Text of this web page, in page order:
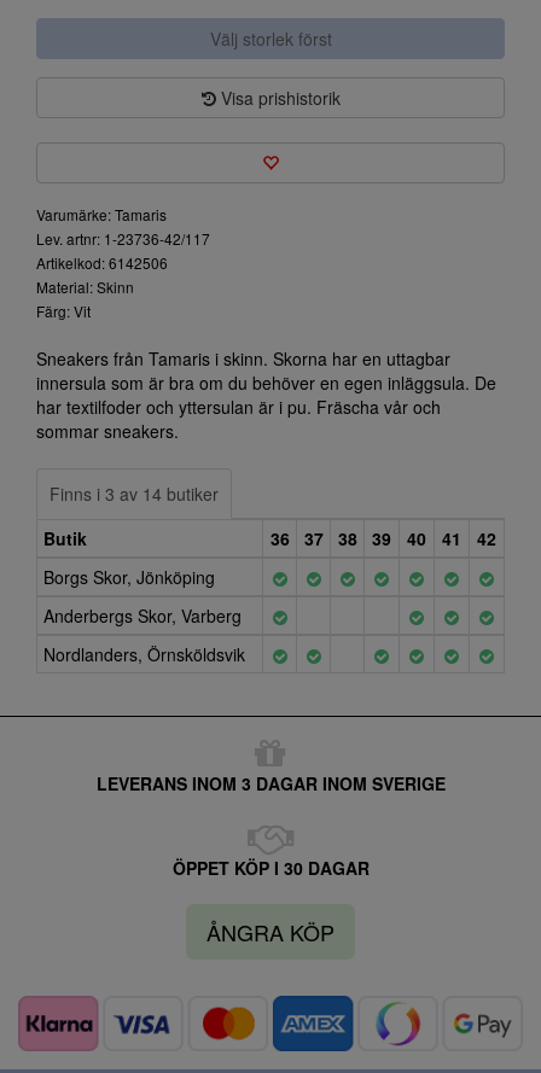
Välj storlek först
Visa prishistorik
Varumärke: Tamaris
Lev. artnr: 1-23736-42/117
Artikelkod: 6142506
Material: Skinn
Färg: Vit
Sneakers från Tamaris i skinn. Skorna har en uttagbar
innersula som är bra om du behöver en egen inläggsula. De
har textilfoder och yttersulan är i pu. Fräscha vår och
sommar sneakers.
Finns i 3 av 14 butiker
Butik
36 37 38 39 40 41
42
Borgs Skor, Jönköping
Anderbergs Skor, Varberg
Nordlanders, Örnsköldsvik
LEVERANS INOM 3 DAGAR INOM SVERIGE
ÖPPET KÖP I 30 DAGAR
ÅNGRA KÖP